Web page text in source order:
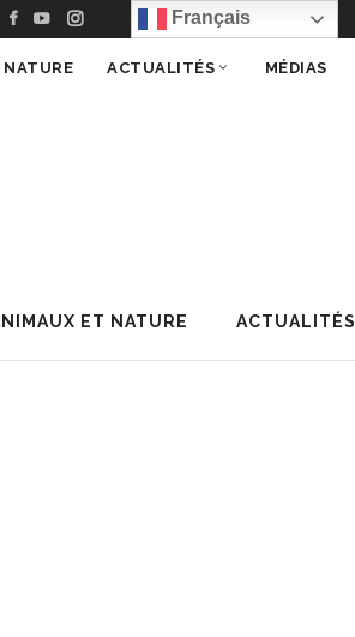
Français
ET NATURE ACTUALITÉS
ACTUALITÉS MÉDIAS